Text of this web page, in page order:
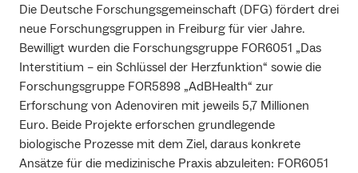
Die Deutsche Forschungsgemeinschaft (DFG) fördert drei
neue Forschungsgruppen in Freiburg für vier Jahre.
Bewilligt wurden die Forschungsgruppe FOR6051 „Das
Interstitium – ein Schlüssel der Herzfunktion“ sowie die
Forschungsgruppe FOR5898 „AdBHealth“ zur
Erforschung von Adenoviren mit jeweils 5,7 Millionen
Euro. Beide Projekte erforschen grundlegende
biologische Prozesse mit dem Ziel, daraus konkrete
Ansätze für die medizinische Praxis abzuleiten: FOR6051